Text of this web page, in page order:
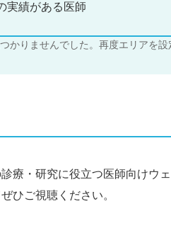
実績がある医師
かりませんでした。再度エリアを
療・研究に役立つ医師向けウ
ひご視聴ください。